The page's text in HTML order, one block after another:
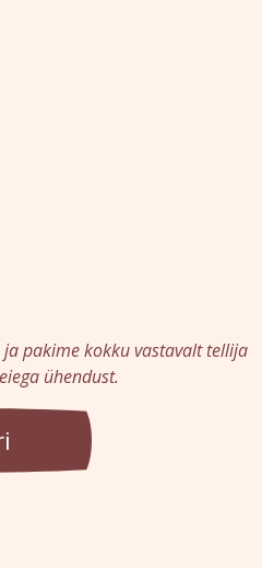
pakime kokku vastavalt tellija
ühendust.